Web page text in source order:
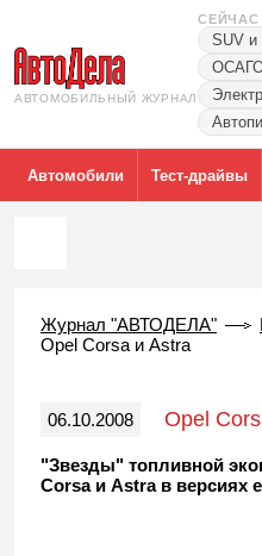
АВТОМОБИЛЬНЫЙ ЖУРНАЛ
SUV и
Автомобили Тест-драйвы
Журнал "АВТОДЕЛА"
Opel Corsa и Astra
06.10.2008 Opel
"Звезды" топливной
Corsa и Astra в версиях